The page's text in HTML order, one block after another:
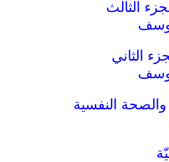
الثالث
الثاني
النفسية